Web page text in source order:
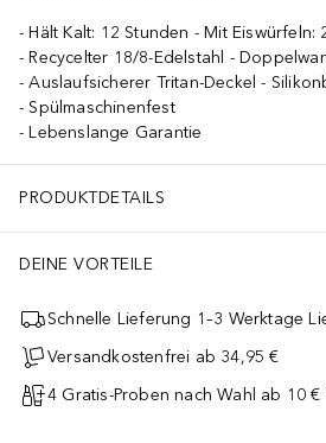
Hält Kalt: 12 Stunden - Mit Eiswürfeln:
Recycelter 18/8-Edelstahl -
Auslaufsicherer Tritan-Deckel -
Spülmaschinenfest
Lebenslange Garantie
PRODUKTDETAILS
DEINE VORTEILE
Schnelle Lieferung 1–3 Werktage
Versandkostenfrei ab 34,95 €
4 Gratis-Proben nach Wahl ab 10 €